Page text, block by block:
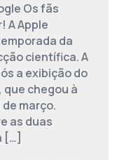
Os fãs
A Apple
da
científica. A
a exibição do
que chegou à
março.
as duas
[…]